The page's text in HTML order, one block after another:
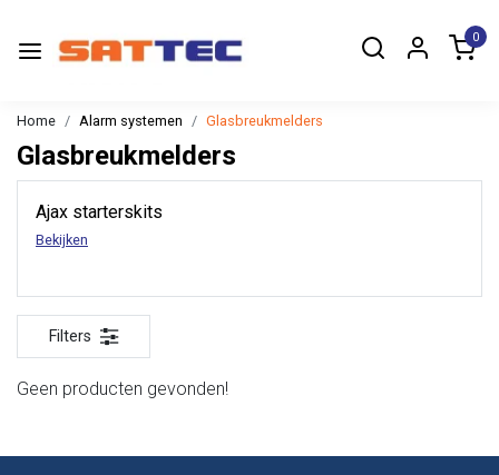
0
Home Alarm systemen Glasbreukmelders
Glasbreukmelders
Ajax starterskits
Bekijken
Filters
Geen producten gevonden!